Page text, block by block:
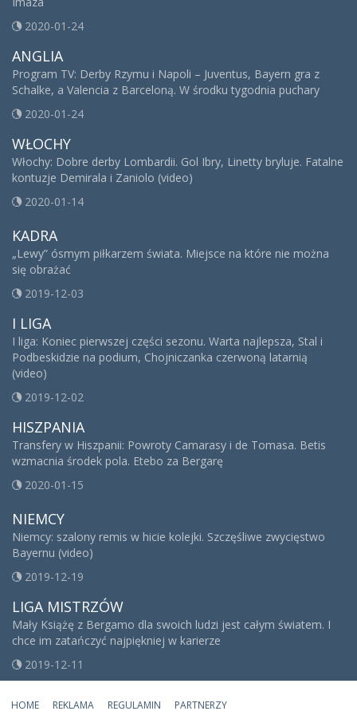
2020-01-24
ANGLIA
Program TV: Derby Rzymu i Napoli – Juventus, Bayern gra z
Schalke, a Valencia z Barceloną. W środku tygodnia puchary
2020-01-24
WŁOCHY
Włochy: Dobre derby Lombardii. Gol Ibry, Linetty bryluje. Fatalne
kontuzje Demirala i Zaniolo (video)
2020-01-14
KADRA
„Lewy” ósmym piłkarzem świata. Miejsce na które nie można
się obrażać
2019-12-03
I LIGA
I liga: Koniec pierwszej części sezonu. Warta najlepsza, Stal i
Podbeskidzie na podium, Chojniczanka czerwoną latarnią
(video)
2019-12-02
HISZPANIA
Transfery w Hiszpanii: Powroty Camarasy i de Tomasa. Betis
wzmacnia środek pola. Etebo za Bergarę
2020-01-15
NIEMCY
Niemcy: szalony remis w hicie kolejki. Szczęśliwe zwycięstwo
Bayernu (video)
2019-12-19
LIGA MISTRZÓW
Mały Książę z Bergamo dla swoich ludzi jest całym światem. I
chce im zatańczyć najpiękniej w karierze
2019-12-11
HOME REKLAMA REGULAMIN PARTNERZY